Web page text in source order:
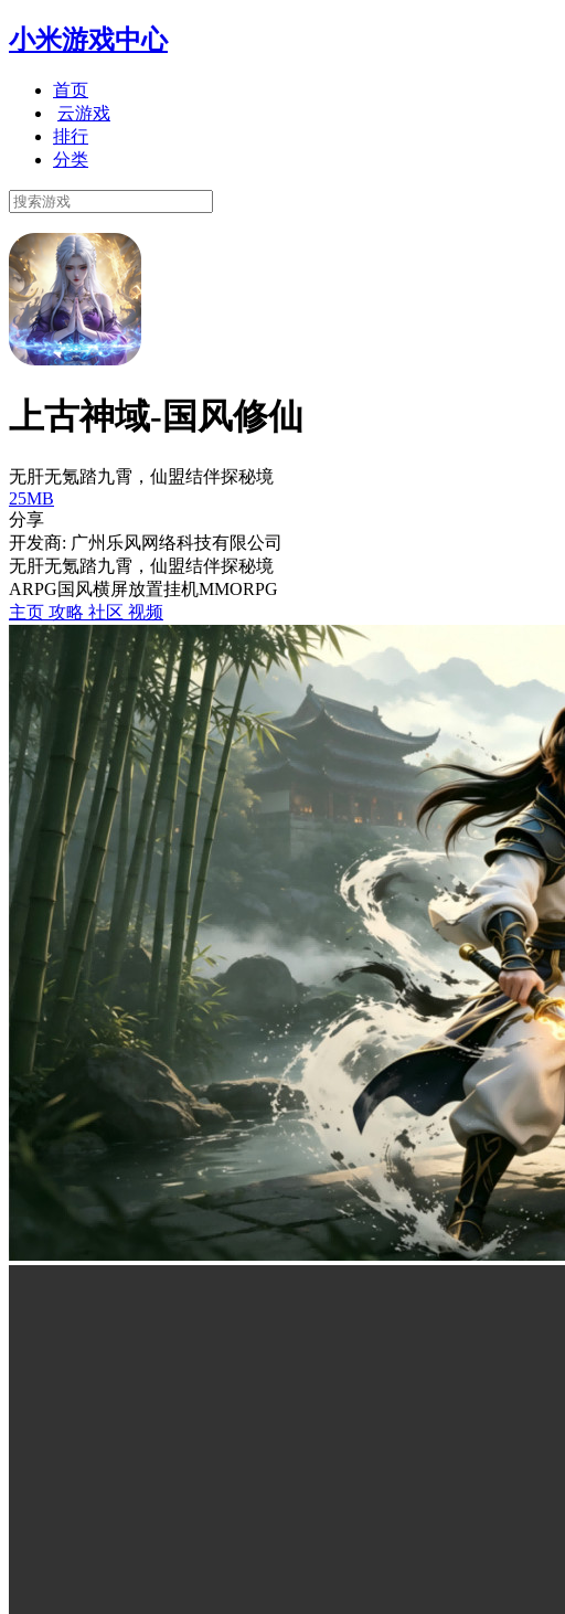
小米游戏中心
首页
云游戏
排行
分类
上古神域-国风修仙
无肝无氪踏九霄，仙盟结伴探秘境
25MB
分享
开发商: 广州乐风网络科技有限公司
无肝无氪踏九霄，仙盟结伴探秘境
ARPG国风横屏放置挂机MMORPG
主页 攻略 社区 视频